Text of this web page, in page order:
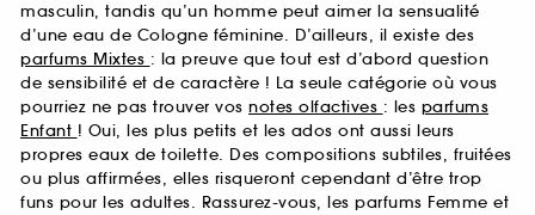
masculin, tandis qu’un homme peut aimer la sensualité
d’une eau de Cologne féminine. D’ailleurs, il existe des
parfums Mixtes : la preuve que tout est d’abord question
de sensibilité et de caractère ! La seule catégorie où vous
pourriez ne pas trouver vos notes olfactives : les parfums
Enfant ! Oui, les plus petits et les ados ont aussi leurs
propres eaux de toilette. Des compositions subtiles, fruitées
ou plus affirmées, elles risqueront cependant d’être trop
funs pour les adultes. Rassurez-vous, les parfums Femme et